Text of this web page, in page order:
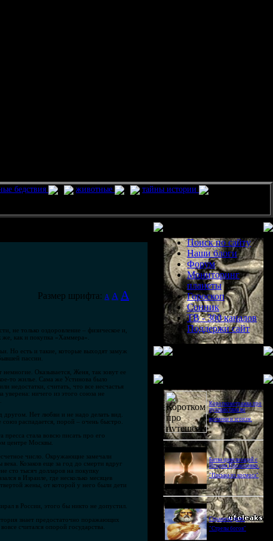
бедствия животные
тайны истории
Размер шрифта: A A A
не только оздоровление – физическое и,
как и покупка «Хаммера».
Но есть и такие, которые выходят замуж
пассии.
немногие. Оказывается, Женя, так зовут ее
то жилье. Сама же Устинова было
недостатки, считать, что все несчастья
ничего из этого союза не
другом. Нет любви и не надо делать вид.
распадается, порой – очень быстро.
стала вовсю писать про его
центре Москвы.
число. Окружающие замечали
Козаков еще за год до смерти вдруг
сто тысяч долларов на покупку
в Израиле, где несколько месяцев
жены, от которой у него были дети
в России, этого бы никто не допустил.
знает предостаточно поражающих
считался опорой государства.
Поиск по сайту
Наши блоги
Форум
Мониторинг
планеты
Гороскоп
Сонник
ТВ - 300 каналов
Поддержи сайт
Короткометражка про
путешествия во
времени и эгоизм.
Битва цивилизаций с
Игорем Прокопенко.
"Письма из космоса"
Странное дело.
"Стрелы богов"